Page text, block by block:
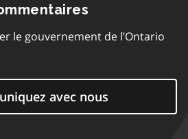
le gouvernement de l’Ontario
avec nous